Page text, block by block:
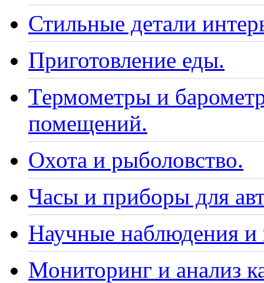
Стильные детали
Приготовление еды.
Термометры и
помещений.
Охота и рыболовство.
Часы и приборы для
Научные наблюдения и
Мониторинг и анализ